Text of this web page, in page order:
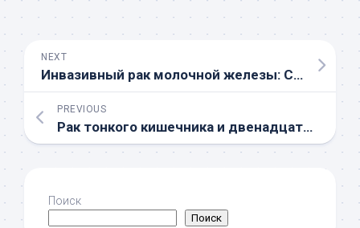
NEXT
Инвазивный рак молочной железы: Симптомы, диагностика и лечение
PREVIOUS
Рак тонкого кишечника и двенадцатиперстной кишки: Симптомы, диагностика и лечение
Поиск
Поиск